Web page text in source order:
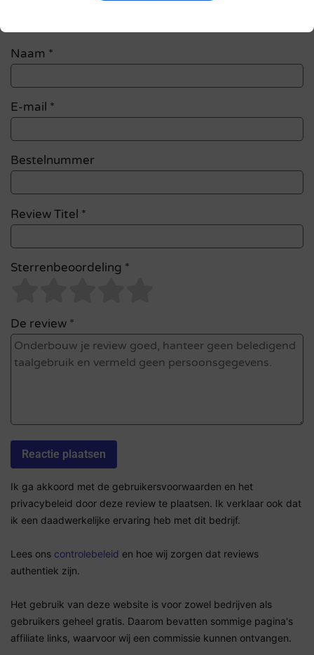
Naam *
E-mail *
Bestelnummer
Review Titel *
Sterrenbeoordeling *
De review *
Ik ga akkoord met de gebruikersvoorwaarden en het
privacybeleid door deze review te plaatsen. Ik verklaar ook dat
ik een daadwerkelijke ervaring heb met dit bedrijf.
Lees ons controlebeleid en hoe wij zorgen dat reviews
authentiek zijn.
Het gebruik van deze website is voor zowel bedrijven als
gebruikers geheel gratis. Daarom bevatten sommige pagina's
affiliate links, waarvoor wij een commissie kunnen ontvangen.